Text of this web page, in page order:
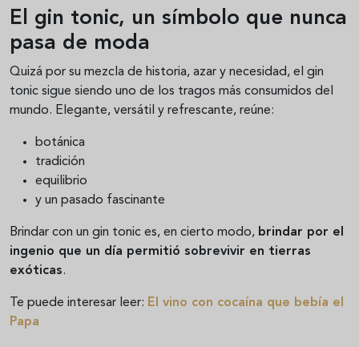
El gin tonic, un símbolo que nunca
pasa de moda
Quizá por su mezcla de historia, azar y necesidad, el gin
tonic sigue siendo uno de los tragos más consumidos del
mundo. Elegante, versátil y refrescante, reúne:
botánica
tradición
equilibrio
y un pasado fascinante
Brindar con un gin tonic es, en cierto modo, brindar por el
ingenio que un día permitió sobrevivir en tierras
exóticas.
Te puede interesar leer: El vino con cocaína que bebía el
Papa